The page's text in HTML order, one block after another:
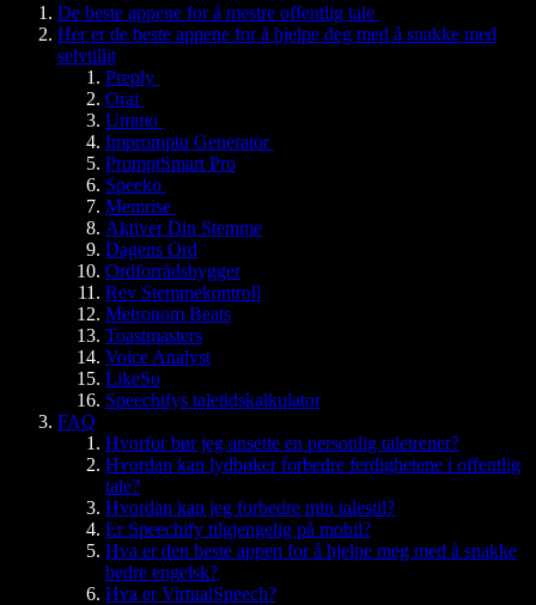
De beste appene for å mestre offentlig tale
Her er de beste appene for å hjelpe deg med å snakke med
selvtillit
Preply
Orai
Ummo
Impromptu Generator
PromptSmart Pro
Speeko
Memrise
Aktiver Din Stemme
Dagens Ord
Ordforrådsbygger
Rev Stemmekontroll
Metronom Beats
Toastmasters
Voice Analyst
LikeSo
Speechifys taletidskalkulator
FAQ
Hvorfor bør jeg ansette en personlig taletrener?
Hvordan kan lydbøker forbedre ferdighetene i offentlig
tale?
Hvordan kan jeg forbedre min talestil?
Er Speechify tilgjengelig på mobil?
Hva er den beste appen for å hjelpe meg med å snakke
bedre engelsk?
Hva er VirtualSpeech?